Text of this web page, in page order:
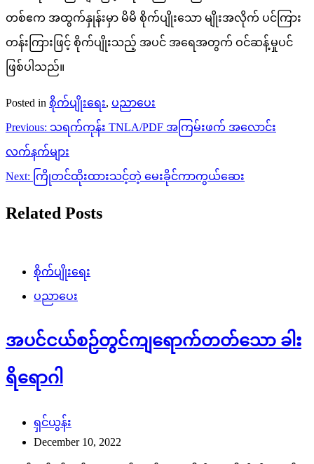
တစ်ဧက အထွက်နှုန်းမှာ မိမိ စိုက်ပျိုးသော မျိုးအလိုက် ပင်ကြား
တန်းကြားဖြင့် စိုက်ပျိုးသည့် အပင် အရေအတွက် ဝင်ဆန့်မှုပင်
ဖြစ်ပါသည်။
Posted in စိုက်ပျိုးရေး, ပညာပေး
Post
navigation
Previous: သရက်ကုန်း TNLA/PDF အကြမ်းဖက် အလောင်း
လက်နက်များ
Next: ကြိုတင်ထိုးထားသင့်တဲ့ မေးခိုင်ကာကွယ်ဆေး
Related Posts
စိုက်ပျိုးရေး
ပညာပေး
အပင်ငယ်စဉ်တွင်ကျရောက်တတ်သော ခါး
ရိရောဂါ
ရှင်ယွန်း
December 10, 2022